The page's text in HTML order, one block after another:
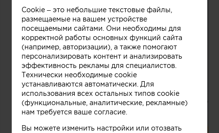
Cookie – это небольшие текстовые файлы,
размещаемые на вашем устройстве
посещаемыми сайтами. Они необходимы для
корректной работы основных функций сайта
(например, авторизации), а также помогают
персонализировать контент и анализировать
эффективность рекламы для специалистов.
Технически необходимые cookie
устанавливаются автоматически. Для
использования всех остальных типов cookie
(функциональные, аналитические, рекламные)
нам требуется ваше согласие.
Вы можете изменить настройки или отозвать